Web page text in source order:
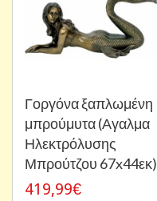
Γοργόνα ξαπλωμένη
μπρούμυτα (Αγαλμα
Ηλεκτρόλυσης
Μπρούτζου 67x44εκ)
419,99€